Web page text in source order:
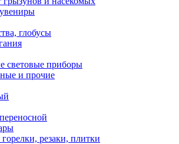
глобусы
световые приборы
и прочие
резаки, плитки